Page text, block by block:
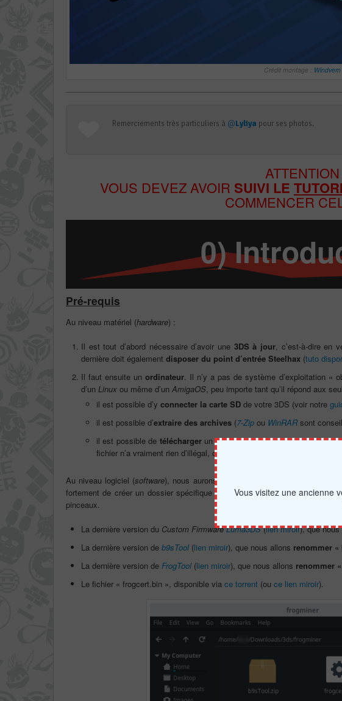
Crédit montage : Windvern
Remerciements très particuliers à @Lyliya pour ses photos.
ATTENTION
VOUS DEVEZ AVOIR SUIVI LE
COMMENCER
0)
Pré-requis
Au niveau matériel (hardware) :
Il est tout d’abord nécessaire d’avoir une 3DS à jour, c’est-à-dire en
dernière doit également disposer du point d’entrée Steelhax (tuto
Il faut ensuite unordinateur. Il n’y a pas de système d’exploitation «
d’un Linux ou même d’un AmigaOS, peu importe tant qu’il répond aux
il est possible d’y connecter la carte SD de votre 3DS (voir notre
il est possible d’extraire des archives (7-Zip ou WinRAR sont
il est possible de téléchargerun petit fichier de 2,2 MB viaun
fichier n’a vraiment rien d’illégal, on vous rassure).
Au niveau logiciel (software), nous aurons besoin de tout un petit tas de
fortement de créer un dossier spécifique quelque part sur votre
pinceaux.
La dernière version du Custom Firmware Luma3DS(lien miroir), que
La dernière version de b9sTool (lien miroir), que nous allons renommer «
La dernière version de FrogTool (lien miroir), que nous allons renommer
Le fichier « frogcert.bin », disponible via ce torrent (ou ce lien miroir).
Vous visitez une ancienne